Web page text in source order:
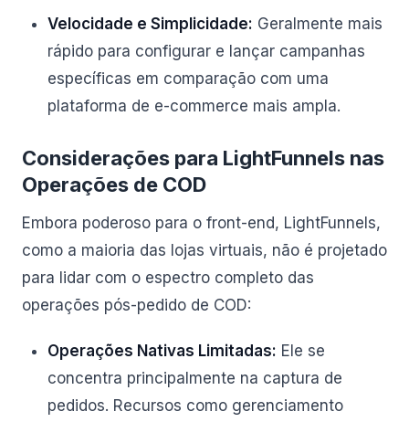
Velocidade e Simplicidade: Geralmente mais
rápido para configurar e lançar campanhas
específicas em comparação com uma
plataforma de e-commerce mais ampla.
Considerações para LightFunnels nas
Operações de COD
Embora poderoso para o front-end, LightFunnels,
como a maioria das lojas virtuais, não é projetado
para lidar com o espectro completo das
operações pós-pedido de COD:
Operações Nativas Limitadas: Ele se
concentra principalmente na captura de
pedidos. Recursos como gerenciamento